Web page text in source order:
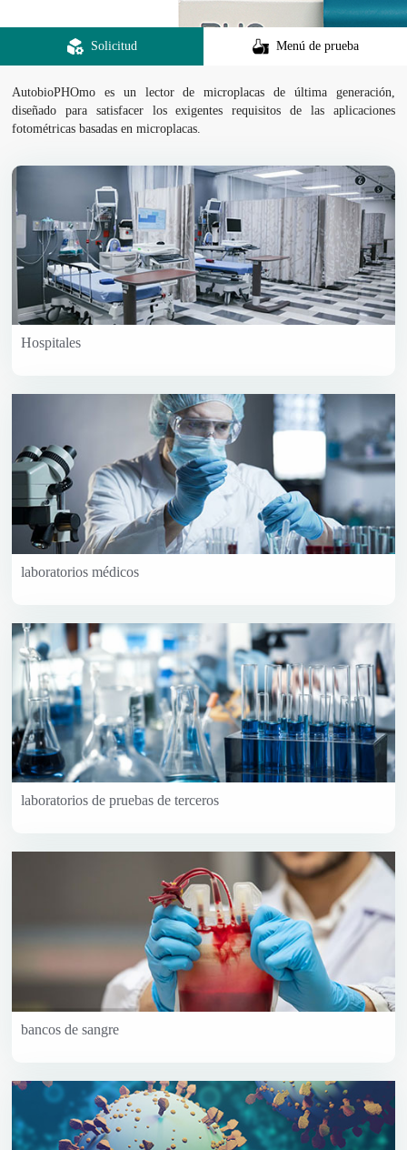
Solicitud Menú de prueba
AutobioPHOmo es un lector de microplacas de última generación,
diseñado para satisfacer los exigentes requisitos de las aplicaciones
fotométricas basadas en microplacas.
Hospitales
laboratorios médicos
laboratorios de pruebas de terceros
bancos de sangre